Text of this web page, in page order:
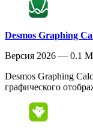
Desmos Graphing
Версия 2026 — 0.1
Desmos Graphing
графического